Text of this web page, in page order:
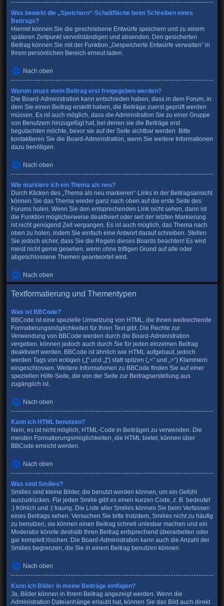
Was bewirkt die „Speichern“-Schaltfläche beim Schreiben eines
Beitrags?
Hiermit können Sie die geschriebene Entwürfe speichern und zu einem
späteren Zeitpunkt vervollständigen und absenden. Den gesicherten
Beitrag können Sie mit der Funktion „Gespeicherte Entwürfe verwalten“ in
Ihrem persönlichen Bereich erneut laden.
Nach oben
Warum muss mein Beitrag erst freigegeben werden?
Die Board-Administration kann entschieden haben, dass in dem Forum, in
dem Sie einen Beitrag erstellt haben, die Beiträge zuerst geprüft werden
müssen. Es ist auch möglich, dass die Administration Sie zu einer Gruppe
von Benutzern hinzugefügt hat, bei denen sie die Beiträge erst
begutachten möchte, bevor sie auf der Seite sichtbar werden. Bitte
kontaktieren Sie die Board-Administration, wenn Sie weitere Informationen
dazu benötigen.
Nach oben
Wie markiere ich ein Thema als neu?
Durch Klicken des „Thema als neu markieren“-Links in der Beitragsansicht
können Sie das Thema wieder ganz nach oben auf die erste Seite des
Forums holen. Wenn Sie den entsprechenden Link nicht sehen, dann ist
die Funktion möglicherweise deaktiviert oder seit der letzten Markierung
ist nicht genügend Zeit vergangen. Es ist auch möglich, das Thema nach
oben zu holen, indem Sie einfach eine Antwort darauf schreiben. Stellen
Sie jedoch sicher, dass Sie die Regeln dieses Boards beachten! Es wird
meist nicht gerne gesehen, wenn ohne triftigen Grund auf alte oder
abgeschlossene Themen geantwortet wird.
Nach oben
Textformatierung und Thementypen
Was ist BBCode?
BBCode ist eine spezielle Umsetzung von HTML, die Ihnen weitreichende
Formatierungsmöglichkeiten für Ihren Text gibt. Die Rechte zur
Verwendung von BBCode werden durch die Board-Administration
vergeben, können jedoch auch durch Sie für jeden einzelnen Beitrag
deaktiviert werden. BBCode ist ähnlich wie HTML aufgebaut, jedoch
werden Tags von eckigen („[“ und „]“) statt spitzen („<“ und „>“) Klammern
eingeschlossen. Weitere Informationen zu BBCode finden Sie auf einer
speziellen Hilfe-Seite, die von der Seite zur Beitragserstellung aus
zugänglich ist.
Nach oben
Kann ich HTML benutzen?
Nein, es ist nicht möglich, HTML-Code in Beiträgen zu verwenden. Die
meisten Formatierungsmöglichkeiten, die HTML bietet, können über
BBCode erreicht werden.
Nach oben
Was sind Smilies?
Smilies sind kleine Bilder, die benutzt werden können, um ein Gefühl
auszudrücken. Für jeden Smilie gibt es einen kurzen Code, z. B. bedeutet
:) fröhlich und :( traurig. Die Liste aller Smilies können Sie beim Verfassen
eines Beitrags sehen. Versuchen Sie bitte trotzdem, Smilies nicht zu häufig
zu benutzen, sie können einen Beitrag schnell unlesbar machen und ein
Moderator könnte deshalb Ihren Beitrag entsprechend überarbeiten oder
gar komplett löschen. Die Board-Administration kann auch die Anzahl der
Smilies begrenzen, die Sie in einem Beitrag benutzen können.
Nach oben
Kann ich Bilder in meine Beiträge einfügen?
Ja, Bilder können in Ihrem Beitrag angezeigt werden. Wenn die
Administration Dateianhänge erlaubt hat, können Sie das Bild auch direkt